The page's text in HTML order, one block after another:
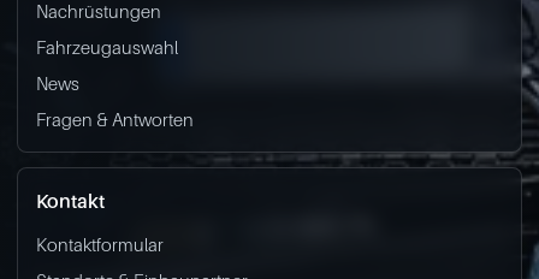
Nachrüstungen
Fahrzeugauswahl
News
Fragen & Antworten
Kontakt
Kontaktformular